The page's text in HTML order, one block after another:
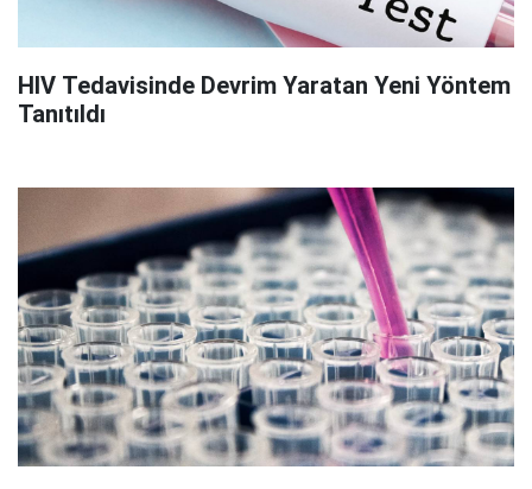
HIV Tedavisinde Devrim Yaratan Yeni Yöntem
Tanıtıldı